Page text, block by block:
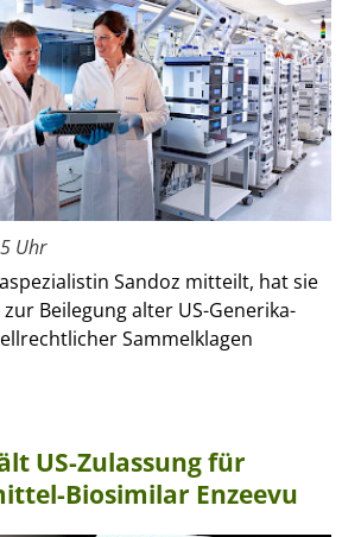
Uhr
Sandoz mitteilt, hat sie
Beilegung alter US-Generika-
Sammelklagen
US-Zulassung für
Biosimilar Enzeevu